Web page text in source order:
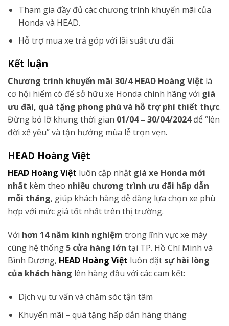
Tham gia đầy đủ các chương trình khuyến mãi của
Honda và HEAD.
Hỗ trợ mua xe trả góp với lãi suất ưu đãi.
Kết luận
Chương trình khuyến mãi 30/4 HEAD Hoàng Việt là
cơ hội hiếm có để sở hữu xe Honda chính hãng với giá
ưu đãi, quà tặng phong phú và hỗ trợ phí thiết thực.
Đừng bỏ lỡ khung thời gian 01/04 – 30/04/2024để “lên
đời xế yêu” và tận hưởng mùa lễ trọn vẹn.
HEAD Hoàng Việt
HEAD Hoàng Việt luôn cập nhật giá xe Honda mới
nhất kèm theo nhiều chương trình ưu đãi hấp dẫn
mỗi tháng, giúp khách hàng dễ dàng lựa chọn xe phù
hợp với mức giá tốt nhất trên thị trường.
Với hơn 14 năm kinh nghiệm trong lĩnh vực xe máy
cùng hệ thống 5 cửa hàng lớn tại TP. Hồ Chí Minh và
Bình Dương, HEAD Hoàng Việt luôn đặt sự hài lòng
của khách hàng lên hàng đầu với các cam kết:
Dịch vụ tư vấn và chăm sóc tận tâm
Khuyến mãi – quà tặng hấp dẫn hàng tháng